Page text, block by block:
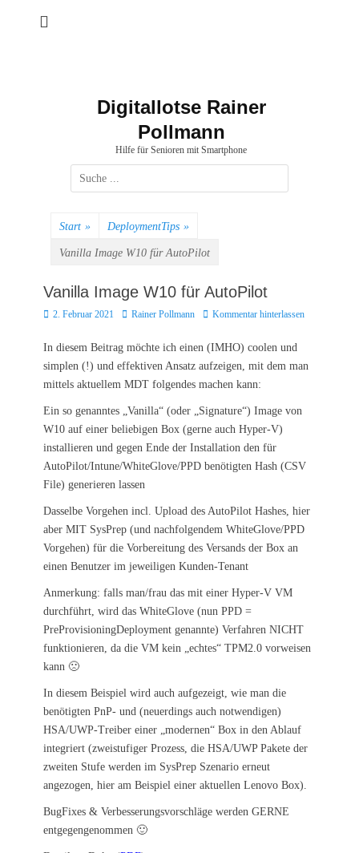
Digitallotse Rainer
Pollmann
Hilfe für Senioren mit Smartphone
Suchen
nach:
Start » DeploymentTips »
Vanilla Image W10 für AutoPilot
Vanilla Image W10 für AutoPilot
Posted
2. Februar 2021 AutorRainer Pollmann Kommentar hinterlassen
In diesem Beitrag möchte ich einen (IMHO) coolen und
simplen (!) und effektiven Ansatz aufzeigen, mit dem man
mittels aktuellem MDT folgendes machen kann:
Ein so genanntes „Vanilla“ (oder „Signature“) Image von
W10 auf einer beliebigen Box (gerne auch Hyper-V)
installieren und gegen Ende der Installation den für
AutoPilot/Intune/WhiteGlove/PPD benötigten Hash (CSV
File) generieren lassen
Dasselbe Vorgehen incl. Upload des AutoPilot Hashes, hier
aber MIT SysPrep (und nachfolgendem WhiteGlove/PPD
Vorgehen) für die Vorbereitung des Versands der Box an
einen Benutzer im jeweiligen Kunden-Tenant
Anmerkung: falls man/frau das mit einer Hyper-V VM
durchführt, wird das WhiteGlove (nun PPD =
PreProvisioningDeployment genannte) Verfahren NICHT
funktionieren, da die VM kein „echtes“ TPM2.0 vorweisen
kann 🙁
In diesem Beispiel wird auch aufgezeigt, wie man die
benötigten PnP- und (neuerdings auch notwendigen)
HSA/UWP-Treiber einer „modernen“ Box in den Ablauf
integriert (zweistufiger Prozess, die HSA/UWP Pakete der
zweiten Stufe werden im SysPrep Szenario erneut
angezogen, hier am Beispiel einer aktuellen Lenovo Box).
BugFixes & Verbesserungsvorschläge werden GERNE
entgegengenommen 🙂